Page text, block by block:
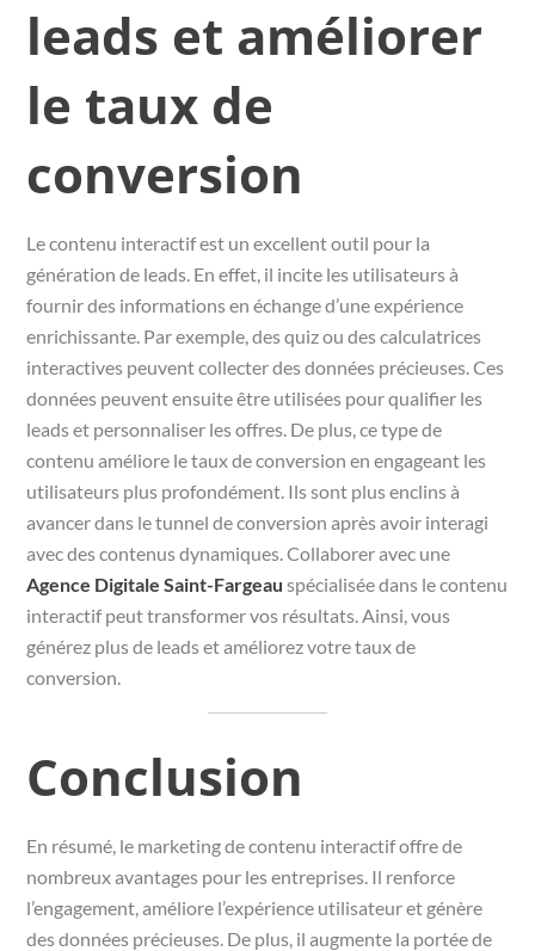
leads et améliorer
le taux de
conversion
Le contenu interactif est un excellent outil pour la
génération de leads. En effet, il incite les utilisateurs à
fournir des informations en échange d’une expérience
enrichissante. Par exemple, des quiz ou des calculatrices
interactives peuvent collecter des données précieuses. Ces
données peuvent ensuite être utilisées pour qualifier les
leads et personnaliser les offres. De plus, ce type de
contenu améliore le taux de conversion en engageant les
utilisateurs plus profondément. Ils sont plus enclins à
avancer dans le tunnel de conversion après avoir interagi
avec des contenus dynamiques. Collaborer avec une
Agence Digitale Saint-Fargeau spécialisée dans le contenu
interactif peut transformer vos résultats. Ainsi, vous
générez plus de leads et améliorez votre taux de
conversion.
Conclusion
En résumé, le marketing de contenu interactif offre de
nombreux avantages pour les entreprises. Il renforce
l’engagement, améliore l’expérience utilisateur et génère
des données précieuses. De plus, il augmente la portée de